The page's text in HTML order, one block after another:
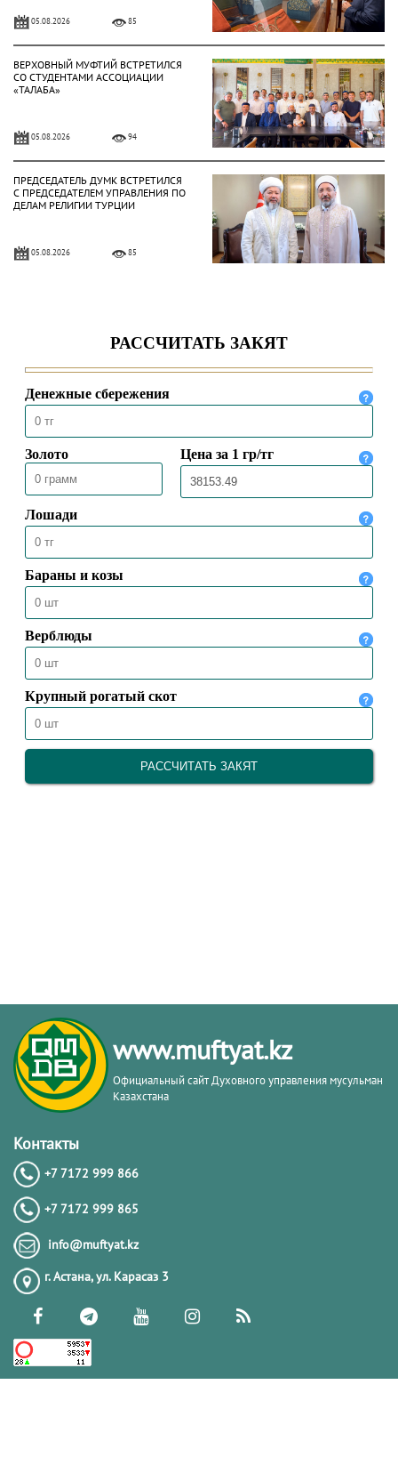
05.08.2026 85
ВЕРХОВНЫЙ МУФТИЙ ВСТРЕТИЛСЯ
СО СТУДЕНТАМИ АССОЦИАЦИИ
«ТАЛАБА»
05.08.2026 94
ПРЕДСЕДАТЕЛЬ ДУМК ВСТРЕТИЛСЯ
С ПРЕДСЕДАТЕЛЕМ УПРАВЛЕНИЯ ПО
ДЕЛАМ РЕЛИГИИ ТУРЦИИ
05.08.2026 85
04.08.2026 102
ПРЕДСЕДАТЕЛЬ ДУМК ВЫСТУПИЛ С
ПЯТНИЧНОЙ ПРОПОВЕДЬЮ В
МЕЧЕТИ «НҰРСҰЛТАН»
31.07.2026
www.muftyat.kz
Официальный сайт Духовного управления мусульман
Казахстана
Контакты
+7 7172 999 866
+7 7172 999 865
info@muftyat.kz
г. Астана, ул. Карасаз 3